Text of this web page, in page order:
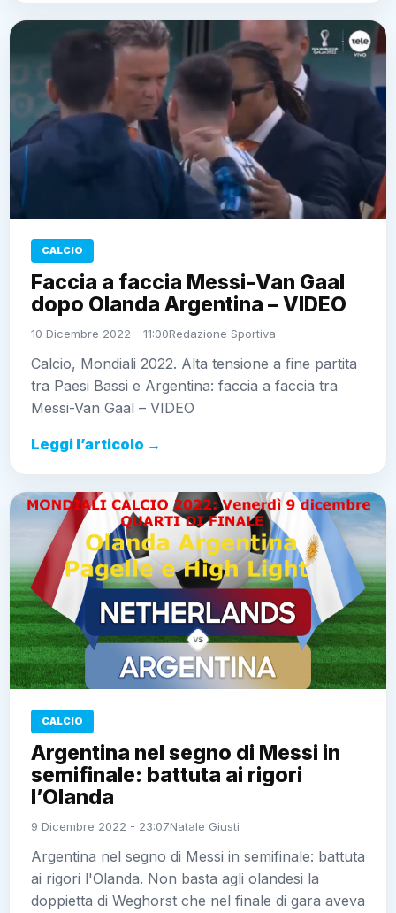
CALCIO
Faccia a faccia Messi-Van Gaal
dopo Olanda Argentina – VIDEO
10 Dicembre 2022 - 11:00Redazione Sportiva
Calcio, Mondiali 2022. Alta tensione a fine partita
tra Paesi Bassi e Argentina: faccia a faccia tra
Messi-Van Gaal – VIDEO
Leggi l’articolo →
CALCIO
Argentina nel segno di Messi in
semifinale: battuta ai rigori
l’Olanda
9 Dicembre 2022 - 23:07Natale Giusti
Argentina nel segno di Messi in semifinale: battuta
ai rigori l'Olanda. Non basta agli olandesi la
doppietta di Weghorst che nel finale di gara aveva